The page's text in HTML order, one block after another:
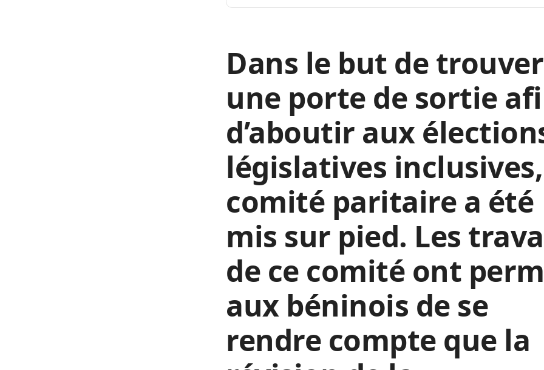
Dans le but de trouver
une porte de sortie
d’aboutir aux
législatives
comité paritaire a été
mis sur pied. Les
de ce comité ont
aux béninois de se
rendre compte que la